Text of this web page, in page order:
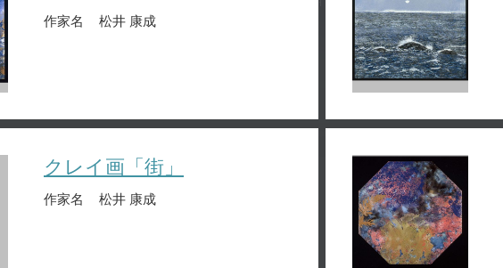
作家名 松井 康成
クレイ画「街」
作家名 松井 康成